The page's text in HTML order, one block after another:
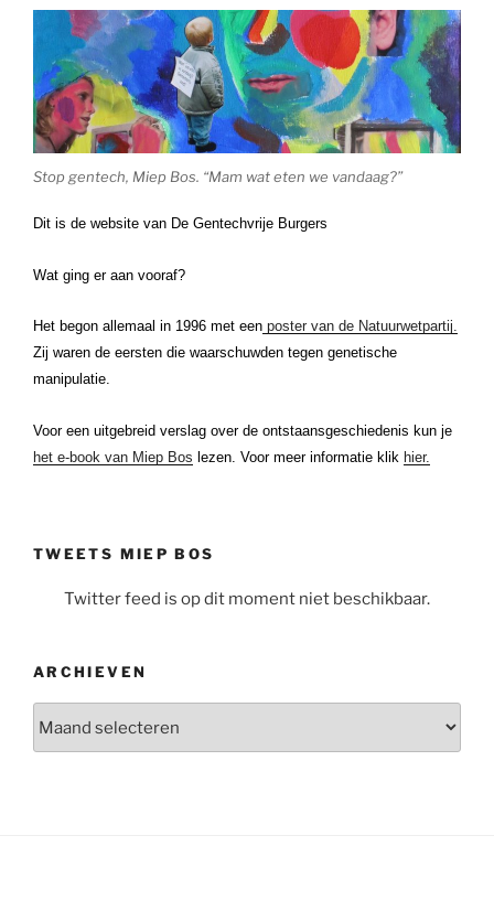
Stop gentech, Miep Bos. “Mam wat eten we vandaag?”
Dit is de website van De Gentechvrije Burgers
Wat ging er aan vooraf?
Het begon allemaal in 1996 met een poster van de Natuurwetpartij.
Zij waren de eersten die waarschuwden tegen genetische
manipulatie.
Voor een uitgebreid verslag over de ontstaansgeschiedenis kun je
het e-book van Miep Bos lezen. Voor meer informatie klik hier.
TWEETS MIEP BOS
Twitter feed is op dit moment niet beschikbaar.
ARCHIEVEN